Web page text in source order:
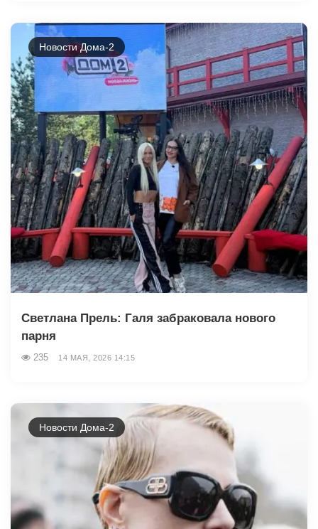
Новости Дома-2
Светлана Прель: Галя забраковала нового
парня
235 14 МАЯ, 2026 14:15
Новости Дома-2